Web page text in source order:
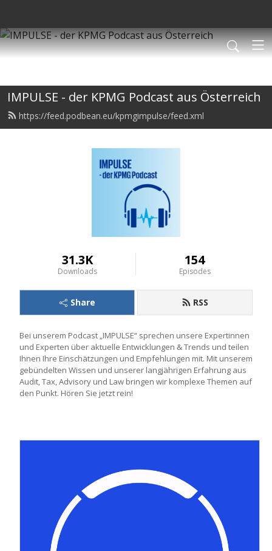
IMPULSE - der KPMG Podcast aus Österreich
https://feed.podbean.eu/kpmgimpulse/feed.xml
31.3K
Downloads
154
Episodes
Share RSS
Bei unserem Podcast „IMPULSE“ sprechen unsere Expertinnen
und Experten über aktuelle Entwicklungen & Trends und teilen
Ihnen Ihre Einschätzungen und Empfehlungen mit. Mit unserem
gebündelten Wissen und unserer langjährigen Erfahrung aus
Audit, Tax, Advisory und Law bringen wir komplexe Themen auf
den Punkt. Hören Sie jetzt rein!